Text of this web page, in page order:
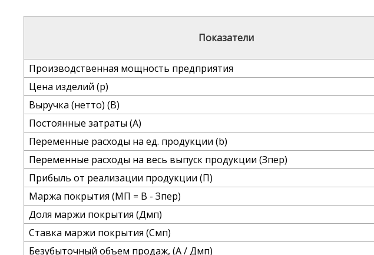
Показатели
Производственная мощность предприятия
Цена изделий (р)
Выручка (нетто) (В)
Постоянные затраты (А)
Переменные расходы на ед. продукции (b)
Переменные расходы на весь выпуск продукции (Зпер)
Прибыль от реализации продукции (П)
Маржа покрытия (МП = В - Зпер)
Доля маржи покрытия (Дмп)
Ставка маржи покрытия (Смп)
Безубыточный объем продаж, (А / Дмп)